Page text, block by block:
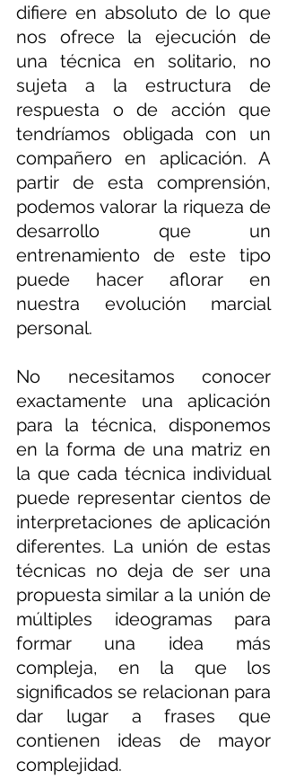
difiere en absoluto de lo que
nos ofrece la ejecución de
una técnica en solitario, no
sujeta a la estructura de
respuesta o de acción que
tendríamos obligada con un
compañero en aplicación. A
partir de esta comprensión,
podemos valorar la riqueza de
desarrollo que un
entrenamiento de este tipo
puede hacer aflorar en
nuestra evolución marcial
personal.
No necesitamos conocer
exactamente una aplicación
para la técnica, disponemos
en la forma de una matriz en
la que cada técnica individual
puede representar cientos de
interpretaciones de aplicación
diferentes. La unión de estas
técnicas no deja de ser una
propuesta similar a la unión de
múltiples ideogramas para
formar una idea más
compleja, en la que los
significados se relacionan para
dar lugar a frases que
contienen ideas de mayor
complejidad.